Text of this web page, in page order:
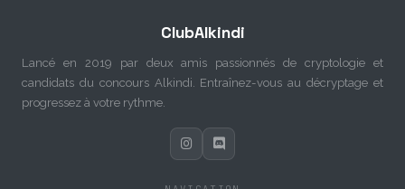
ClubAlkindi
Lancé en 2019 par deux amis passionnés de cryptologie et
candidats du concours Alkindi. Entraînez-vous au décryptage et
progressez à votre rythme.